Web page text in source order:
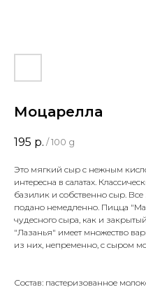
Моцарелла
195 р. / 100 g
Это мягкий сыр с нежным
интересна в салатах.
базилик и собственно сыр.
подано немедленно. Пицца
чудесного сыра, как и
"Лазанья" имеет множество
из них, непременно, с сыром
Состав: пастеризованное